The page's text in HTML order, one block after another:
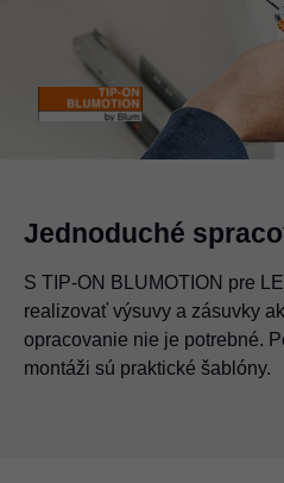
Jednoduché
S TIP-ON BLUMOTION pre
realizovať výsuvy a zásuvky
opracovanie nie je potrebné.
montáži sú praktické šablóny.